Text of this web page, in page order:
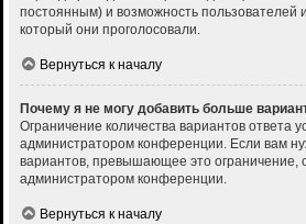
постоянным) и возможность пользователей
который они проголосовали.
Вернуться к началу
Почему я не могу добавить больше
Ограничение количества вариантов ответа
администратором конференции. Если вам
вариантов, превышающее это ограничение,
администратором конференции.
Вернуться к началу